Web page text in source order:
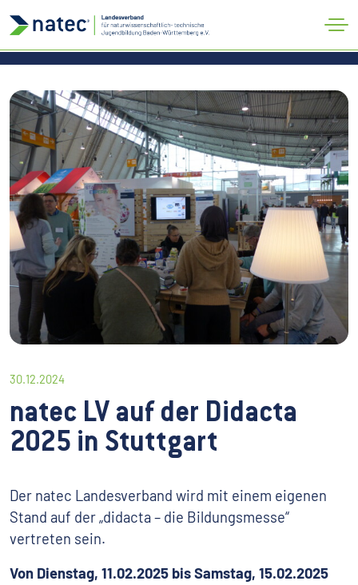
Verband
#natecDigilog
Aktuelles
Kontakt
30.12.2024
natec LV auf der Didacta
2025 in Stuttgart
Der natec Landesverband wird mit einem eigenen
Stand auf der „didacta – die Bildungsmesse“
vertreten sein.
Von Dienstag, 11.02.2025 bis Samstag, 15.02.2025